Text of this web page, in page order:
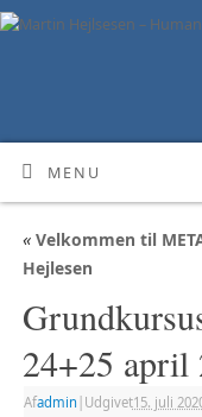
MENU
«Velkommen til
Hejlesen
24+25 april
Afadmin Udgivet15. juli